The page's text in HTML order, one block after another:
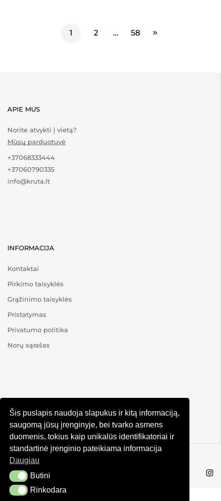
Šis puslapis naudoja slapukus ir kitą informaciją,
saugomą jūsų įrenginyje, bei tvarko asmens
duomenis, tokius kaip unikalūs identifikatoriai ir
standartinė įrenginio pateikiama informacija
Daugiau
Butini Butini
RinkodaraRinkodara
1 2 … 58
APIE MUS
Norite atvykti į vietą?
Mūsų parduotuvė
+37068333444
+37060790335
info@kruta.lt
INFORMACIJA
Kontaktai
Pirkimo taisyklės
Grąžinimo taisyklės
Pristatymas
Privatumo politika
Norų sąrašas
NAUJIENLAIŠKIS